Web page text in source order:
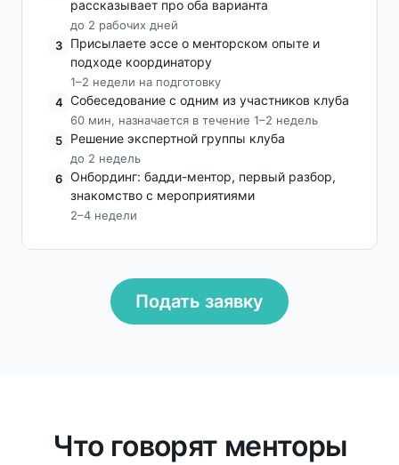
рассказывает про оба варианта
до 2 рабочих дней
3
Присылаете эссе о менторском опыте и
подходе координатору
1–2 недели на подготовку
4 Собеседование с одним из участников клуба
60 мин, назначается в течение 1–2 недель
5
Решение экспертной группы клуба
до 2 недель
6 Онбординг: бадди-ментор, первый разбор,
знакомство с мероприятиями
2–4 недели
Подать заявку
Что говорят менторы